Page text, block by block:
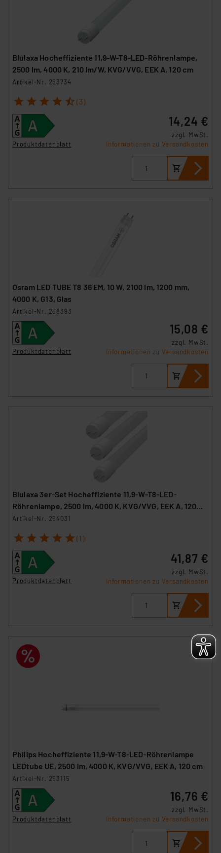
Blulaxa Hocheffiziente 11,9-W-T8-LED-Röhrenlampe,
2500 lm, 4000 K, 210 lm/W, KVG/VVG, EEK A, 120 cm
Artikel-Nr. 253734
1 2 3 4 5 (3)
Produktdatenblatt
14,24 €
zzgl. MwSt.
Informationen zu Versandkosten
Osram LED TUBE T8 36 EM, 10 W, 2100 lm, 1200 mm,
4000 K, G13, Glas
Artikel-Nr. 258393
Produktdatenblatt
15,08 €
zzgl. MwSt.
Informationen zu Versandkosten
Blulaxa 3er-Set Hocheffiziente 11,9-W-T8-LED-
Röhrenlampe, 2500 lm, 4000 K, KVG/VVG, EEK A, 120
cm
Artikel-Nr. 254031
1 2 3 4 5 (1)
Produktdatenblatt
41,87 €
zzgl. MwSt.
Informationen zu Versandkosten
Philips Hocheffiziente 11,9-W-T8-LED-Röhrenlampe
LEDtube UE, 2500 lm, 4000 K, KVG/VVG, EEK A, 120 cm
Artikel-Nr. 253115
Produktdatenblatt
16,76 €
zzgl. MwSt.
Informationen zu Versandkosten